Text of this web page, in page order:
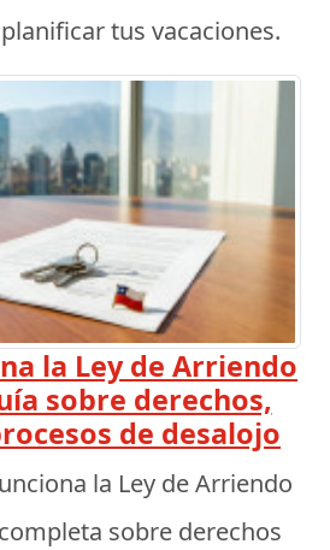
tus vacaciones.
la Ley de Arriendo
sobre derechos,
de desalojo
la Ley de Arriendo
sobre derechos